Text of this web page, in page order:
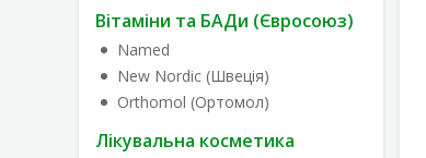
Вітаміни та БАДи (Євросоюз)
Named
New Nordic (Швеція)
Orthomol (Ортомол)
Лікувальна косметика